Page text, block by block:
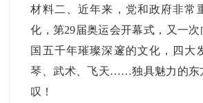
材料二、近年来，党和政府非常
化，第29届奥运会开幕式，又一
国五千年璀璨深邃的文化，四大
琴、武术、飞天……独具魅力的东
叹！